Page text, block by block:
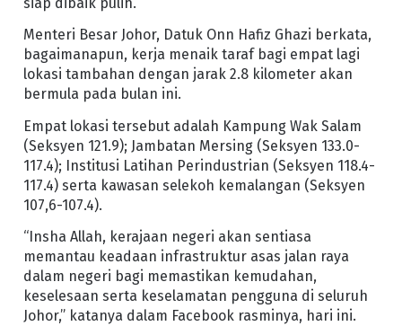
Menteri Besar Johor, Datuk Onn Hafiz Ghazi berkata,
bagaimanapun, kerja menaik taraf bagi empat lagi
lokasi tambahan dengan jarak 2.8 kilometer akan
bermula pada bulan ini.
Empat lokasi tersebut adalah Kampung Wak Salam
(Seksyen 121.9); Jambatan Mersing (Seksyen 133.0-
117.4); Institusi Latihan Perindustrian (Seksyen 118.4-
117.4) serta kawasan selekoh kemalangan (Seksyen
107,6-107.4).
“Insha Allah, kerajaan negeri akan sentiasa
memantau keadaan infrastruktur asas jalan raya
dalam negeri bagi memastikan kemudahan,
keselesaan serta keselamatan pengguna di seluruh
Johor,” katanya dalam Facebook rasminya, hari ini.